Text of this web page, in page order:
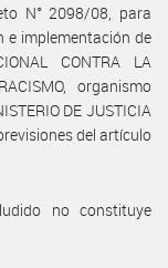
N° 2098/08, para
e implementación de
CONTRA LA
organismo
DE JUSTICIA
del artículo
no constituye